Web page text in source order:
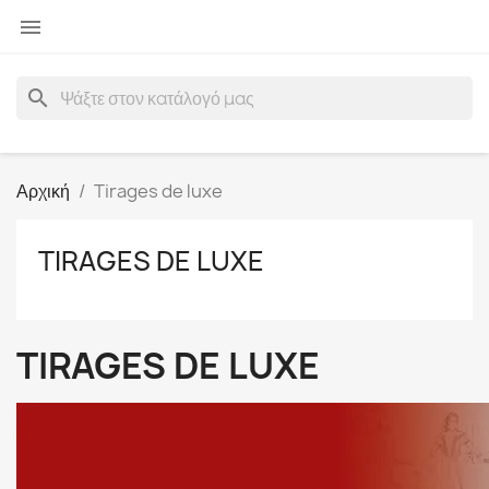

search
Αρχική Tirages de luxe
TIRAGES DE LUXE
TIRAGES DE LUXE